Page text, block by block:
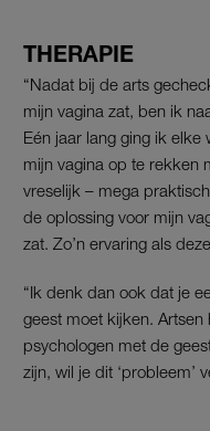
THERAPIE
“Nadat bij de arts
mijn vagina zat, ben ik
Eén jaar lang ging ik
mijn vagina op te rekken
vreselijk – mega
de oplossing voor mijn
zat. Zo’n ervaring als
“Ik denk dan ook dat je
geest moet kijken.
psychologen met de
zijn, wil je dit ‘probleem’